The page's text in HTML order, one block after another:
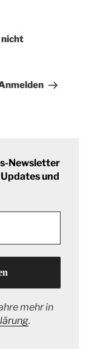
Newsletter
und
mehr in
.